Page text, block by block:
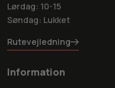
Lørdag: 10-15
Søndag: Lukket
Rutevejledning
Information